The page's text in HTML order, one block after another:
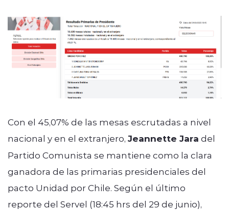
Con el 45,07% de las mesas escrutadas a nivel
nacional y en el extranjero, Jeannette Jara del
Partido Comunista se mantiene como la clara
ganadora de las primarias presidenciales del
pacto Unidad por Chile. Según el último
reporte del Servel (18:45 hrs del 29 de junio),